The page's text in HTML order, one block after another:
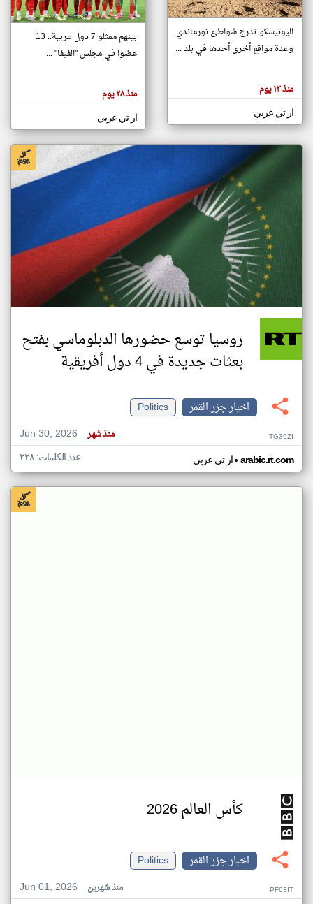
تغيير الدولة
اخبار جزر القمر على مدار الساعة
أهم اخبار جزر القمر العاجلة والمباشرة
هنا عن
وجهة
كاتبيها.
اليونيسكو تدرج شواطئ نورماندي
وعدة مواقع أخرى أحدها في بلد ...
منذ ١٣ يوم
ار تي عربي
بينهم ممثلو 7 دول عربية.. 13
عضوا في مجلس "الفيفا" ...
منذ ٢٨ يوم
ار تي عربي
روسيا توسع حضورها الدبلوماسي بفتح
بعثات جديدة في 4 دول أفريقية
اخبار جزر القمر
Politics
Jun 30, 2026
منذ شهر TG39ZI
ار تي عربي• arabic.rt.com عدد الكلمات: ٢٢٨
كأس العالم 2026
اخبار جزر القمر
Politics
Jun 01, 2026
منذ شهرين PF63IT
klyoum.com